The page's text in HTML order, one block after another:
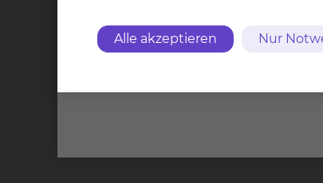
Fax: +49 531 595 3499
Per E-Mail kontaktieren
Alle akzeptieren Nur